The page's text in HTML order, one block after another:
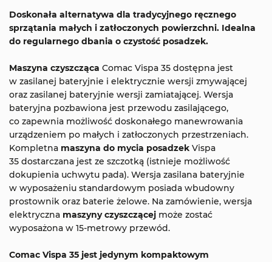
Doskonała alternatywa dla tradycyjnego ręcznego
sprzątania małych i zatłoczonych powierzchni. Idealna
do regularnego dbania o czystość posadzek.
Maszyna czyszcząca Comac Vispa 35 dostępna jest
w zasilanej bateryjnie i elektrycznie wersji zmywającej
oraz zasilanej bateryjnie wersji zamiatającej. Wersja
bateryjna pozbawiona jest przewodu zasilającego,
co zapewnia możliwość doskonałego manewrowania
urządzeniem po małych i zatłoczonych przestrzeniach.
Kompletna maszyna do mycia posadzek Vispa
35 dostarczana jest ze szczotką (istnieje możliwość
dokupienia uchwytu pada). Wersja zasilana bateryjnie
w wyposażeniu standardowym posiada wbudowny
prostownik oraz baterie żelowe. Na zamówienie, wersja
elektryczna maszyny czyszczącej może zostać
wyposażona w 15-metrowy przewód.
Comac Vispa 35 jest jedynym kompaktowym